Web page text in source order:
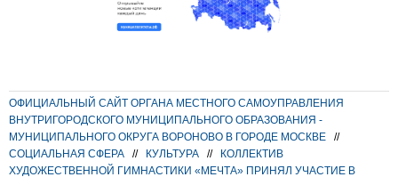
ОФИЦИАЛЬНЫЙ САЙТ ОРГАНА МЕСТНОГО САМОУПРАВЛЕНИЯ
ВНУТРИГОРОДСКОГО МУНИЦИПАЛЬНОГО ОБРАЗОВАНИЯ -
МУНИЦИПАЛЬНОГО ОКРУГА ВОРОНОВО В ГОРОДЕ МОСКВЕ
//
СОЦИАЛЬНАЯ СФЕРА
// КУЛЬТУРА //
КОЛЛЕКТИВ
ХУДОЖЕСТВЕННОЙ ГИМНАСТИКИ «МЕЧТА» ПРИНЯЛ УЧАСТИЕ В